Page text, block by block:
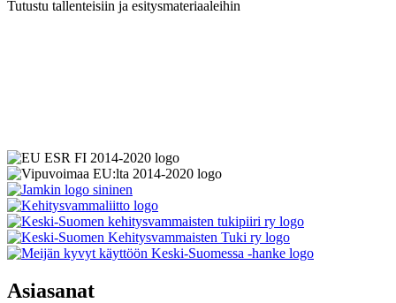
Tutustu tallenteisiin ja esitysmateriaaleihin
Asiasanat